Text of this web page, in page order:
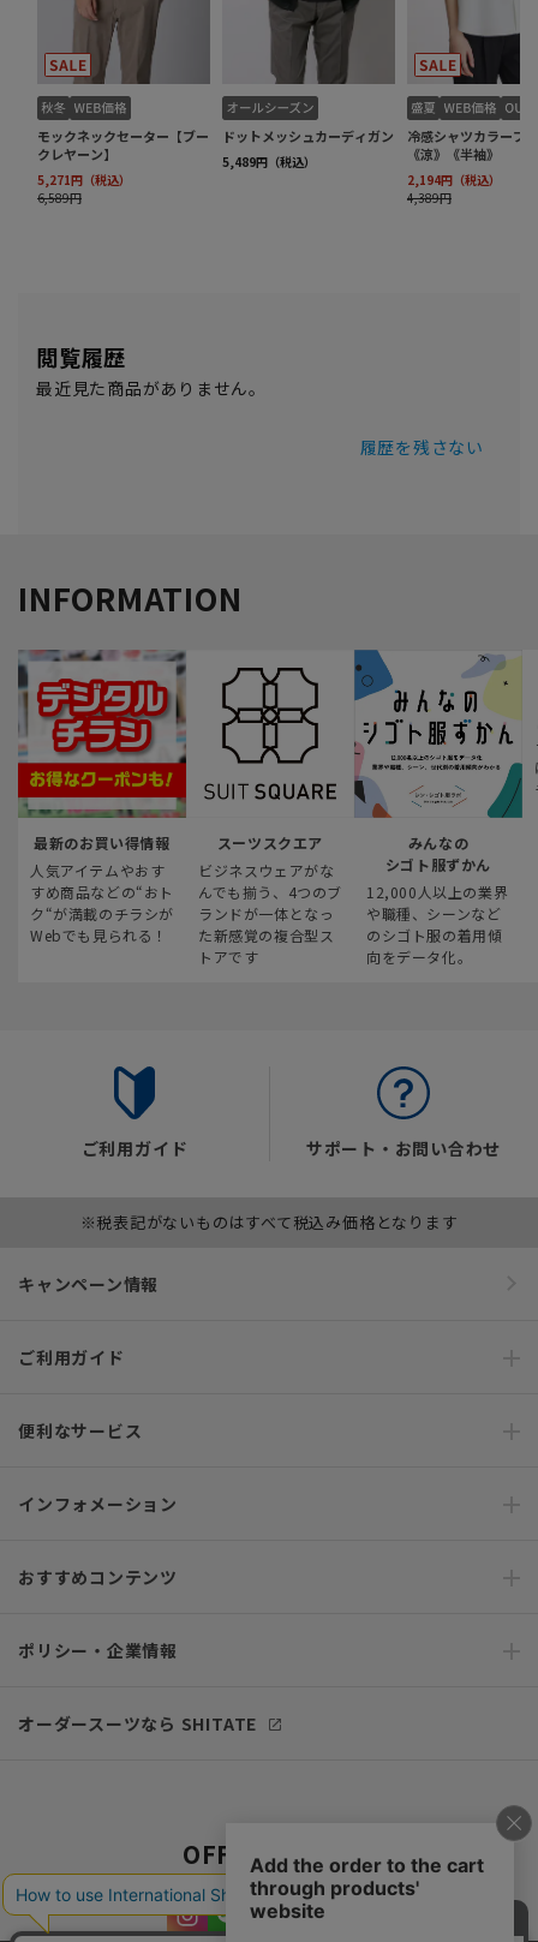
閲覧履歴
最近見た商品がありません。
履歴を残さない
INFORMATION
最新のお買い得情報
人気アイテムやおす
すめ商品などの“おト
ク“が満載のチラシが
Webでも見られる！
スーツスクエア
ビジネスウェアがな
んでも揃う、4つのブ
ランドが一体となっ
た新感覚の複合型ス
トアです
みんなの
シゴト服ずかん
12,000人以上の業界
や職種、シーンなど
のシゴト服の着用傾
向をデータ化。
ご利用ガイド サポート・お問い合わせ
※税表記がないものはすべて税込み価格となります
キャンペーン情報
ご利用ガイド
便利なサービス
インフォメーション
おすすめコンテンツ
ポリシー・企業情報
オーダースーツなら SHITATE
OFFICIAL SNS